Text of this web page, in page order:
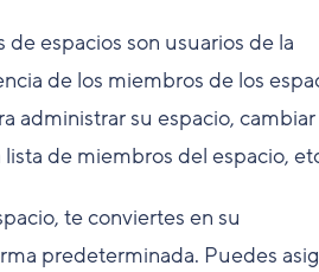
espacios son usuarios de la
de los miembros de los
administrar su espacio,
de miembros del espacio,
te conviertes en su
predeterminada. Puedes